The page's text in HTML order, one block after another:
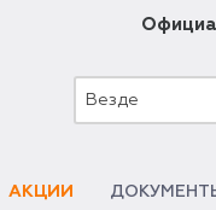
Везде
АКЦИИ